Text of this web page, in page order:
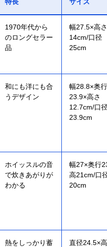
1970年代から
のロングセラー
品
幅27.5×高さ
14cm/口径
25cm
和にも洋にも合
うデザイン
幅28.8×奥行
23.9×高さ
12.7cm/口径
23.9cm
ホイッスルの音
で炊きあがりが
わかる
幅27×奥行
高21cm/口
20cm
熱をしっかり蓄
直径24.5×